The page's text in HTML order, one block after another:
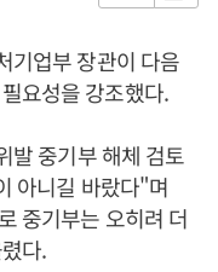
기업부 장관이 다음
요성을 강조했다.
발 중기부 해체 검토
아니길 바랐다"며
중기부는 오히려 더
다.